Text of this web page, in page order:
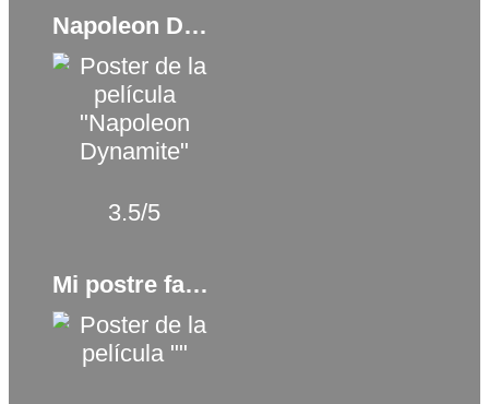
Napoleon Dynamite (2004)
3.5/5
Mi postre favorito (2024)